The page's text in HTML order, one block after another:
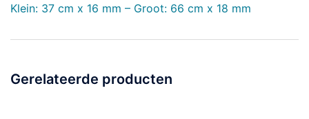
Klein: 37 cm x 16 mm – Groot: 66 cm x 18 mm
Gerelateerde producten